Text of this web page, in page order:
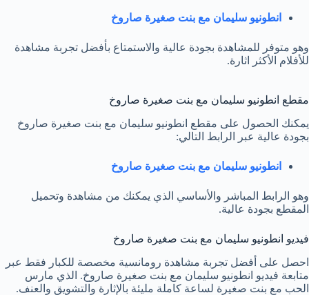
انطونيو سليمان مع بنت صغيرة صاروخ
وهو متوفر للمشاهدة بجودة عالية والاستمتاع بأفضل تجربة مشاهدة
للأفلام الأكثر اثارة.
مقطع انطونيو سليمان مع بنت صغيرة صاروخ
يمكنك الحصول على مقطع انطونيو سليمان مع بنت صغيرة صاروخ
بجودة عالية عبر الرابط التالي:
انطونيو سليمان مع بنت صغيرة صاروخ
وهو الرابط المباشر والأساسي الذي يمكنك من مشاهدة وتحميل
المقطع بجودة عالية.
فيديو انطونيو سليمان مع بنت صغيرة صاروخ
احصل على أفضل تجربة مشاهدة رومانسية مخصصة للكبار فقط عبر
متابعة فيديو انطونيو سليمان مع بنت صغيرة صاروخ. الذي مارس
الحب مع بنت صغيرة لساعة كاملة مليئة بالإثارة والتشويق والعنف.